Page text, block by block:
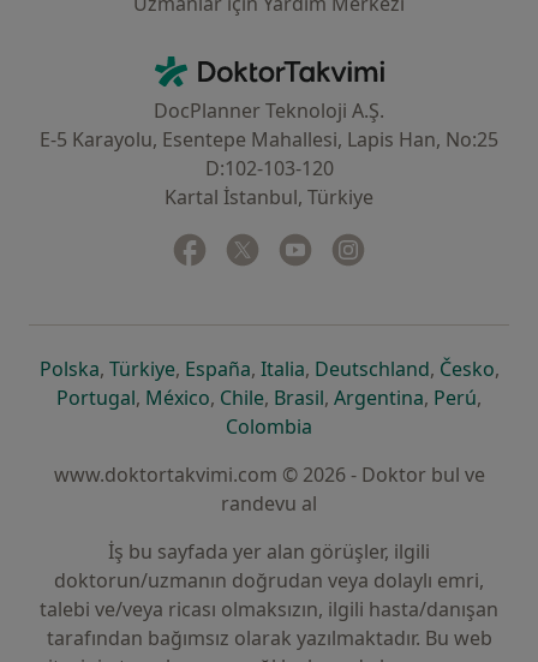
DoktorTakvimi - Ana Sayfa
DocPlanner Teknoloji A.Ş.
E-5 Karayolu, Esentepe Mahallesi, Lapis Han, No:25
D:102-103-120
Kartal İstanbul, Türkiye
Facebook
yeni bir sekmede açılır
Twitter
yeni bir sekmede açılır
Youtube
yeni bir sekmede açılır
Polskayeni bir sekmede açılır
, Türkiyeyeni bir sekmede açılır
, Españayeni bir sekmede açılır
, Italiayeni bir sekmede açılır
, Deutschlandyeni bir
, Českoyeni
,
Portugalyeni bir sekmede açılır
, Méxicoyeni bir sekmede açılır
, Chileyeni bir sekmede açılır
, Brasilyeni bir sekmede açılır
, Argentinayeni bir
, Perúyeni
,
Colombia
www.doktortakvimi.com © 2026 - Doktor bul ve
randevu al
İş bu sayfada yer alan görüşler, ilgili
doktorun/uzmanın doğrudan veya dolaylı emri,
talebi ve/veya ricası olmaksızın, ilgili hasta/danışan
tarafından bağımsız olarak yazılmaktadır. Bu web